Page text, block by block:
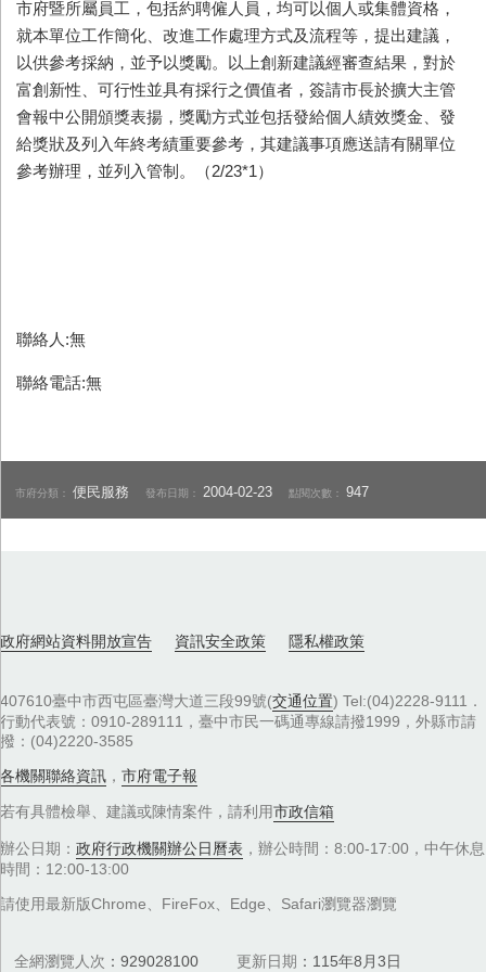
市府暨所屬員工，包括約聘僱人員，均可以個人或集體資格，
就本單位工作簡化、改進工作處理方式及流程等，提出建議，
以供參考採納，並予以獎勵。以上創新建議經審查結果，對於
富創新性、可行性並具有採行之價值者，簽請市長於擴大主管
會報中公開頒獎表揚，獎勵方式並包括發給個人績效獎金、發
給獎狀及列入年終考績重要參考，其建議事項應送請有關單位
參考辦理，並列入管制。（2/23*1）
聯絡人:無
聯絡電話:無
市府分類：便民服務 發布日期： 2004-02-23 點閱次數：947
政府網站資料開放宣告 資訊安全政策 隱私權政策
407610臺中市西屯區臺灣大道三段99號(交通位置) Tel:(04)2228-9111．
行動代表號：0910-289111，臺中市民一碼通專線請撥1999，外縣市請
撥：(04)2220-3585
各機關聯絡資訊 ， 市府電子報
若有具體檢舉、建議或陳情案件，請利用市政信箱
辦公日期： 政府行政機關辦公日曆表 ，辦公時間：8:00-17:00，中午休息
時間：12:00-13:00
請使用最新版Chrome、FireFox、Edge、Safari瀏覽器瀏覽
全網瀏覽人次 929028100 更新日期 115年8月3日